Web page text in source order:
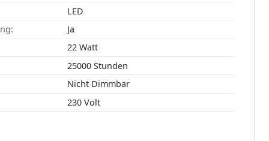
LED
Ja
22 Watt
25000 Stunden
Nicht Dimmbar
230 Volt